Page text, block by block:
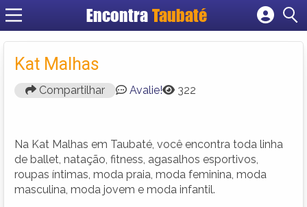
EncontraTaubaté
Cadastrar empresa
Kat Malhas
Compartilhar Avalie! 322
Na Kat Malhas em Taubaté, você encontra toda linha
de ballet, natação, fitness, agasalhos esportivos,
roupas íntimas, moda praia, moda feminina, moda
masculina, moda jovem e moda infantil.